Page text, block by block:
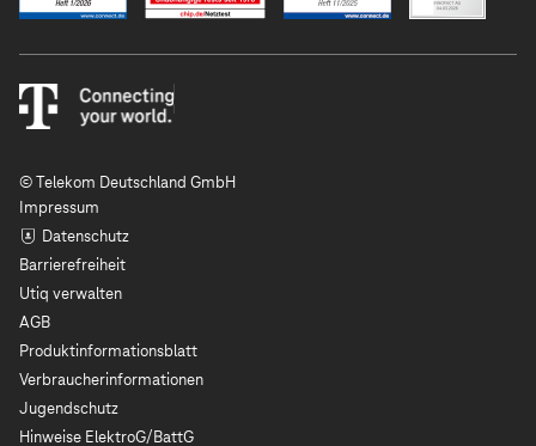
© Telekom Deutschland GmbH
Impressum
Datenschutz
Barrierefreiheit
Utiq verwalten
AGB
Produktinformationsblatt
Verbraucherinformationen
Jugendschutz
Hinweise ElektroG/BattG